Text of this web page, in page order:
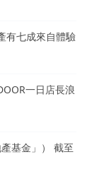
有七成來自體驗
一日店長浪
基金」） 截至